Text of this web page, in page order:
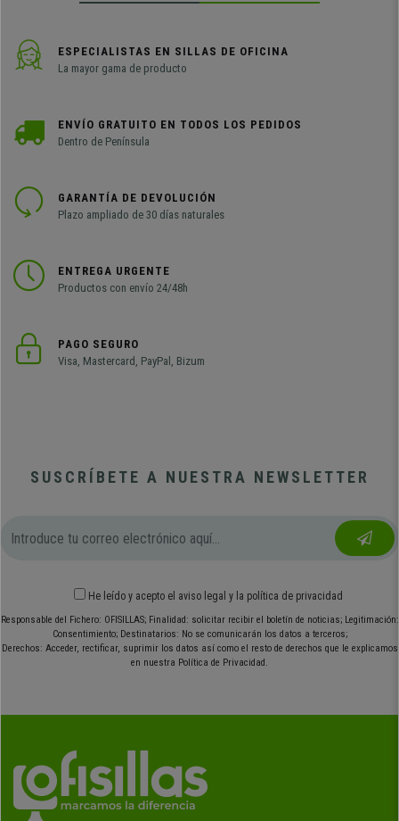
ESPECIALISTAS EN SILLAS DE OFICINA
La mayor gama de producto
ENVÍO GRATUITO EN TODOS LOS PEDIDOS
Dentro de Península
GARANTÍA DE DEVOLUCIÓN
Plazo ampliado de 30 días naturales
ENTREGA URGENTE
Productos con envío 24/48h
PAGO SEGURO
Visa, Mastercard, PayPal, Bizum
SUSCRÍBETE A NUESTRA NEWSLETTER
He leído y acepto el aviso legal y la política de privacidad
Responsable del Fichero: OFISILLAS; Finalidad: solicitar recibir el boletín de noticias; Legitimación:
Consentimiento; Destinatarios: No se comunicarán los datos a terceros;
Derechos: Acceder, rectificar, suprimir los datos así como el resto de derechos que le explicamos
en nuestra Política de Privacidad.